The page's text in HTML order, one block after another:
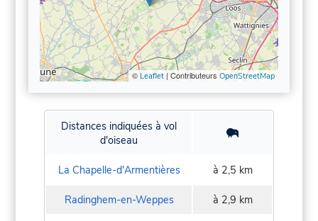
©Leaflet| Contributeurs OpenStreetMap
Distances indiquées à vol
d'oiseau
La Chapelle-d'Armentières à 2,5 km
Radinghem-en-Weppes à 2,9 km